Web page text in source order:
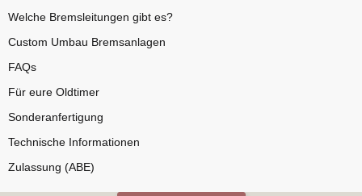
Welche Bremsleitungen gibt es?
Custom Umbau Bremsanlagen
FAQs
Für eure Oldtimer
Sonderanfertigung
Technische Informationen
Zulassung (ABE)